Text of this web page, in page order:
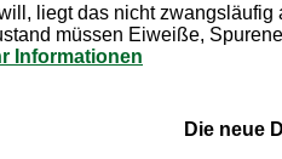
liegt das nicht
müssen Eiweiße,
Informationen
Die neue